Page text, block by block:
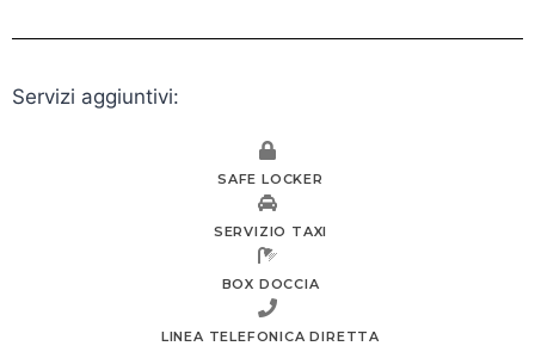
Servizi aggiuntivi:
SAFE LOCKER
SERVIZIO TAXI
BOX DOCCIA
LINEA TELEFONICA DIRETTA